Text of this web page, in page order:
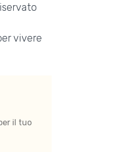
vivere
il tuo